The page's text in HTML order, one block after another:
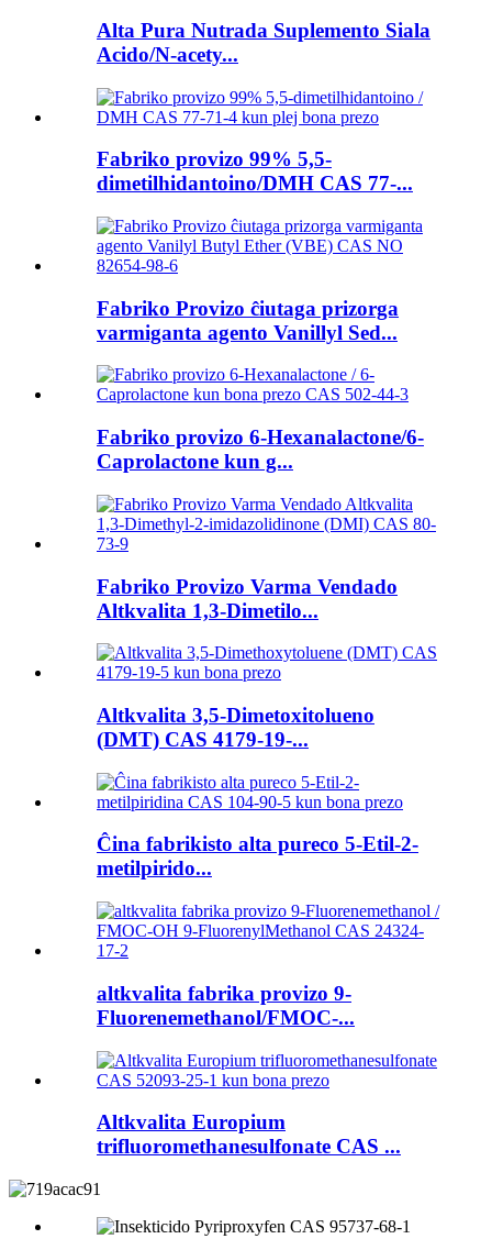
Alta Pura Nutrada Suplemento Siala
Acido/N-acety...
Fabriko provizo 99% 5,5-
dimetilhidantoino/DMH CAS 77-...
Fabriko Provizo ĉiutaga prizorga
varmiganta agento Vanillyl Sed...
Fabriko provizo 6-Hexanalactone/6-
Caprolactone kun g...
Fabriko Provizo Varma Vendado
Altkvalita 1,3-Dimetilo...
Altkvalita 3,5-Dimetoxitolueno
(DMT) CAS 4179-19-...
Ĉina fabrikisto alta pureco 5-Etil-2-
metilpirido...
altkvalita fabrika provizo 9-
Fluorenemethanol/FMOC-...
Altkvalita Europium
trifluoromethanesulfonate CAS ...